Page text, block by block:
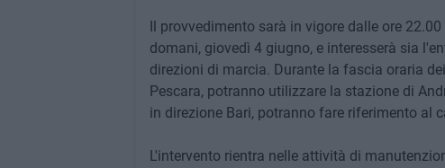
Il provvedimento sarà in vigore dalle ore
domani, giovedì 4 giugno, e interesserà sia
direzioni di marcia. Durante la fascia oraria
Pescara, potranno utilizzare la stazione di
in direzione Bari, potranno fare riferimento al
L'intervento rientra nelle attività di